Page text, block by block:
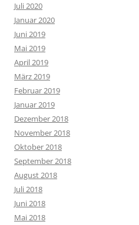
Juli 2020
Januar 2020
Juni 2019
Mai 2019
April 2019
März 2019
Februar 2019
Januar 2019
Dezember 2018
November 2018
Oktober 2018
September 2018
August 2018
Juli 2018
Juni 2018
Mai 2018